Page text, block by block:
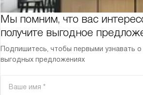
Мы помним, что вас
получите выгодное
Подпишитесь, чтобы первыми узнавать о
выгодных предложениях